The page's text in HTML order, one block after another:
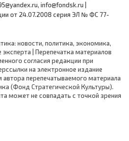
info@fondsk.ru |
от 24.07.2008 серия ЭЛ № ФС 77-
новости, политика, экономика,
эксперта | Перепечатка материалов
согласия редакции при
на электронное издание
перепечатываемого материала
(Фонд Стратегической Культуры).
может не совпадать с точкой зрения